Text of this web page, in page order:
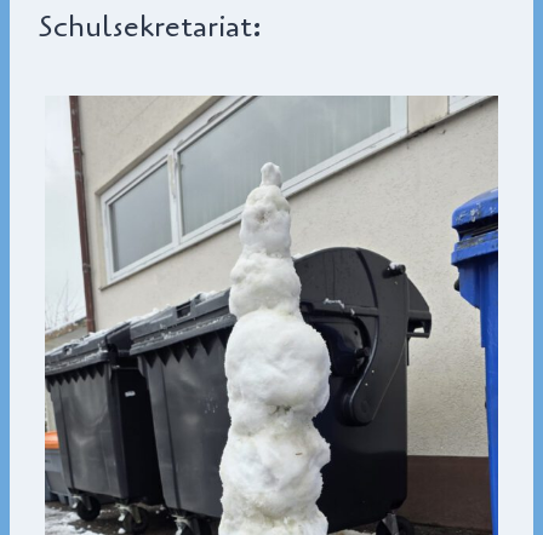
Schulsekretariat: